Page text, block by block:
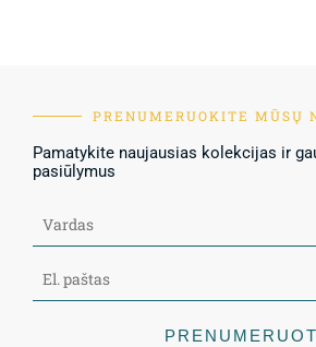
PRENUMERUOKITE MŪSŲ
Pamatykite naujausias kolekcijas ir
pasiūlymus
PRENUMERUOTI